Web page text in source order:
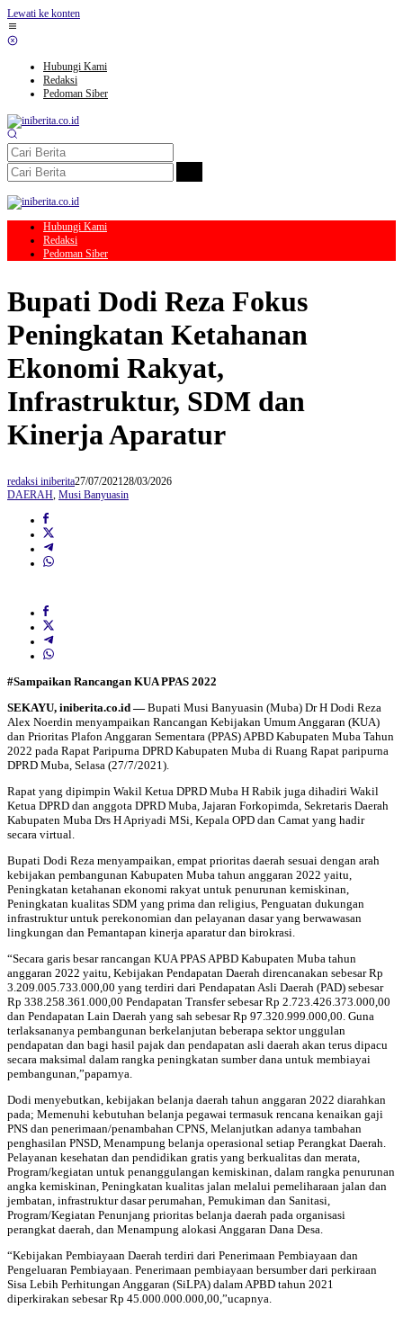
Lewati ke konten
Hubungi Kami
Redaksi
Pedoman Siber
Hubungi Kami
Redaksi
Pedoman Siber
Bupati Dodi Reza Fokus
Peningkatan Ketahanan
Ekonomi Rakyat,
Infrastruktur, SDM dan
Kinerja Aparatur
redaksi iniberita27/07/202128/03/2026
DAERAH, Musi Banyuasin
#Sampaikan Rancangan KUA PPAS 2022
SEKAYU, iniberita.co.id — Bupati Musi Banyuasin (Muba) Dr H Dodi Reza
Alex Noerdin menyampaikan Rancangan Kebijakan Umum Anggaran (KUA)
dan Prioritas Plafon Anggaran Sementara (PPAS) APBD Kabupaten Muba Tahun
2022 pada Rapat Paripurna DPRD Kabupaten Muba di Ruang Rapat paripurna
DPRD Muba, Selasa (27/7/2021).
Rapat yang dipimpin Wakil Ketua DPRD Muba H Rabik juga dihadiri Wakil
Ketua DPRD dan anggota DPRD Muba, Jajaran Forkopimda, Sekretaris Daerah
Kabupaten Muba Drs H Apriyadi MSi, Kepala OPD dan Camat yang hadir
secara virtual.
Bupati Dodi Reza menyampaikan, empat prioritas daerah sesuai dengan arah
kebijakan pembangunan Kabupaten Muba tahun anggaran 2022 yaitu,
Peningkatan ketahanan ekonomi rakyat untuk penurunan kemiskinan,
Peningkatan kualitas SDM yang prima dan religius, Penguatan dukungan
infrastruktur untuk perekonomian dan pelayanan dasar yang berwawasan
lingkungan dan Pemantapan kinerja aparatur dan birokrasi.
“Secara garis besar rancangan KUA PPAS APBD Kabupaten Muba tahun
anggaran 2022 yaitu, Kebijakan Pendapatan Daerah direncanakan sebesar Rp
3.209.005.733.000,00 yang terdiri dari Pendapatan Asli Daerah (PAD) sebesar
Rp 338.258.361.000,00 Pendapatan Transfer sebesar Rp 2.723.426.373.000,00
dan Pendapatan Lain Daerah yang sah sebesar Rp 97.320.999.000,00. Guna
terlaksananya pembangunan berkelanjutan beberapa sektor unggulan
pendapatan dan bagi hasil pajak dan pendapatan asli daerah akan terus dipacu
secara maksimal dalam rangka peningkatan sumber dana untuk membiayai
pembangunan,”paparnya.
Dodi menyebutkan, kebijakan belanja daerah tahun anggaran 2022 diarahkan
pada; Memenuhi kebutuhan belanja pegawai termasuk rencana kenaikan gaji
PNS dan penerimaan/penambahan CPNS, Melanjutkan adanya tambahan
penghasilan PNSD, Menampung belanja operasional setiap Perangkat Daerah.
Pelayanan kesehatan dan pendidikan gratis yang berkualitas dan merata,
Program/kegiatan untuk penanggulangan kemiskinan, dalam rangka penurunan
angka kemiskinan, Peningkatan kualitas jalan melalui pemeliharaan jalan dan
jembatan, infrastruktur dasar perumahan, Pemukiman dan Sanitasi,
Program/Kegiatan Penunjang prioritas belanja daerah pada organisasi
perangkat daerah, dan Menampung alokasi Anggaran Dana Desa.
“Kebijakan Pembiayaan Daerah terdiri dari Penerimaan Pembiayaan dan
Pengeluaran Pembiayaan. Penerimaan pembiayaan bersumber dari perkiraan
Sisa Lebih Perhitungan Anggaran (SiLPA) dalam APBD tahun 2021
diperkirakan sebesar Rp 45.000.000.000,00,”ucapnya.